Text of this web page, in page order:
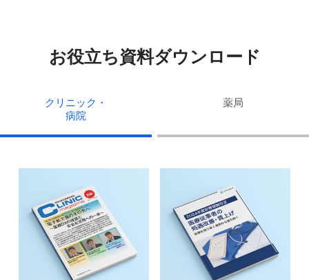
お役立ち資料ダウンロード
クリニック・
病院
薬局